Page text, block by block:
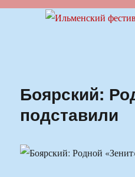
Ильменский
Боярский:
подставили